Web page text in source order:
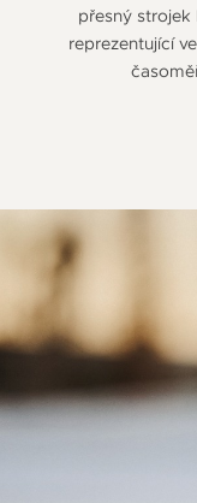
přesný
reprezentující